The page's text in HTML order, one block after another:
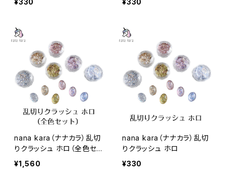
¥330 ¥330
nana kara（ナナカラ）乱切
りクラッシュ ホロ（全色セッ
ト）
¥1,560
nana kara（ナナカラ）乱切
りクラッシュ ホロ
¥330